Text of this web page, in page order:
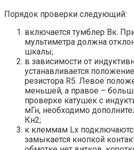
Порядок проверки следующий:
включается тумблер Вк.
мультиметра должна
шкалы;
в зависимости от
устанавливается
резистора R5. Левое
меньшей, а правое –
проверке катушек с
мГн, необходимо
Кн2;
к клеммам Lx
замыкается кнопкой